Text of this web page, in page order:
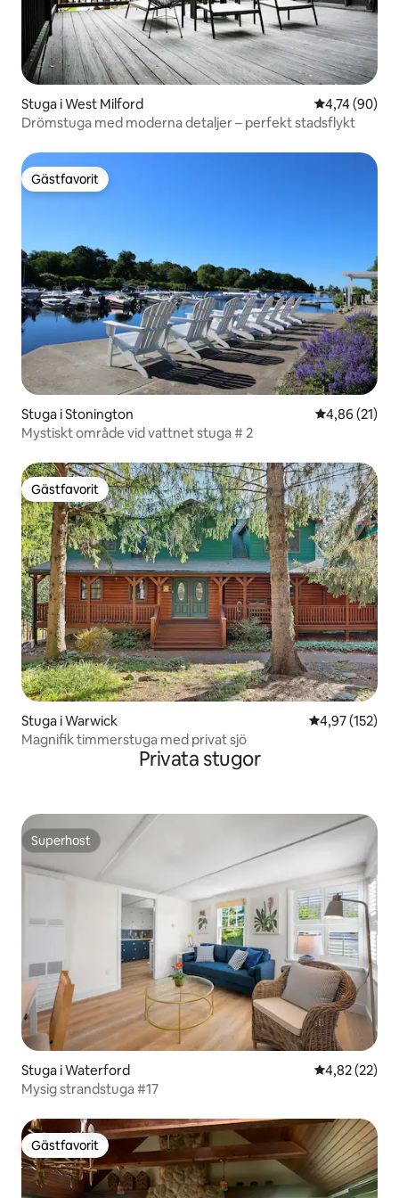
Stuga i West Milford 4,74 av 5 i
4,74 (90)
Drömstuga med moderna detaljer – perfekt stadsflykt
Gästfavorit
Gästfavorit
Stuga i Stonington 4,86 av 5 i
4,86 (21)
Mystiskt område vid vattnet stuga # 2
Gästfavorit
Gästfavorit
Stuga i Warwick 4,97 av 5 i
4,97 (152)
Magnifik timmerstuga med privat sjö
Privata stugor
Superhost
Superhost
Stuga i Waterford 4,82 av 5 i
4,82 (22)
Mysig strandstuga #17
Gästfavorit
Gästfavorit